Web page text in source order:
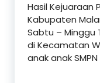
Hasil Kejuaraan
Kabupaten
Sabtu – Minggu
di Kecamatan
anak anak